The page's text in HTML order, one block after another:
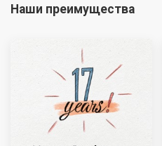
Наши преимущества